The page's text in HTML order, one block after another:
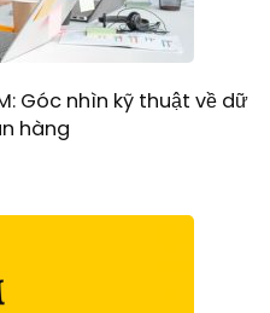
Góc nhìn kỹ thuật về dữ
hàng